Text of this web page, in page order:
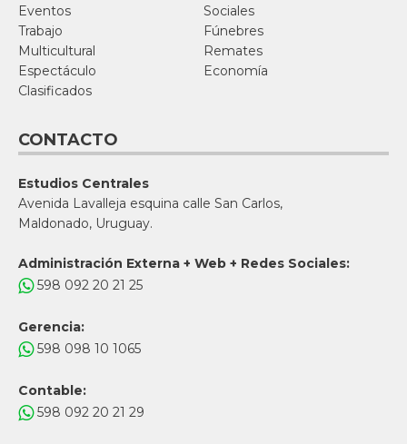
Eventos
Sociales
Trabajo
Fúnebres
Multicultural
Remates
Espectáculo
Economía
Clasificados
CONTACTO
Estudios Centrales
Avenida Lavalleja esquina calle San Carlos,
Maldonado, Uruguay.
Administración Externa + Web + Redes Sociales:
598 092 20 21 25
Gerencia:
598 098 10 1065
Contable:
598 092 20 21 29